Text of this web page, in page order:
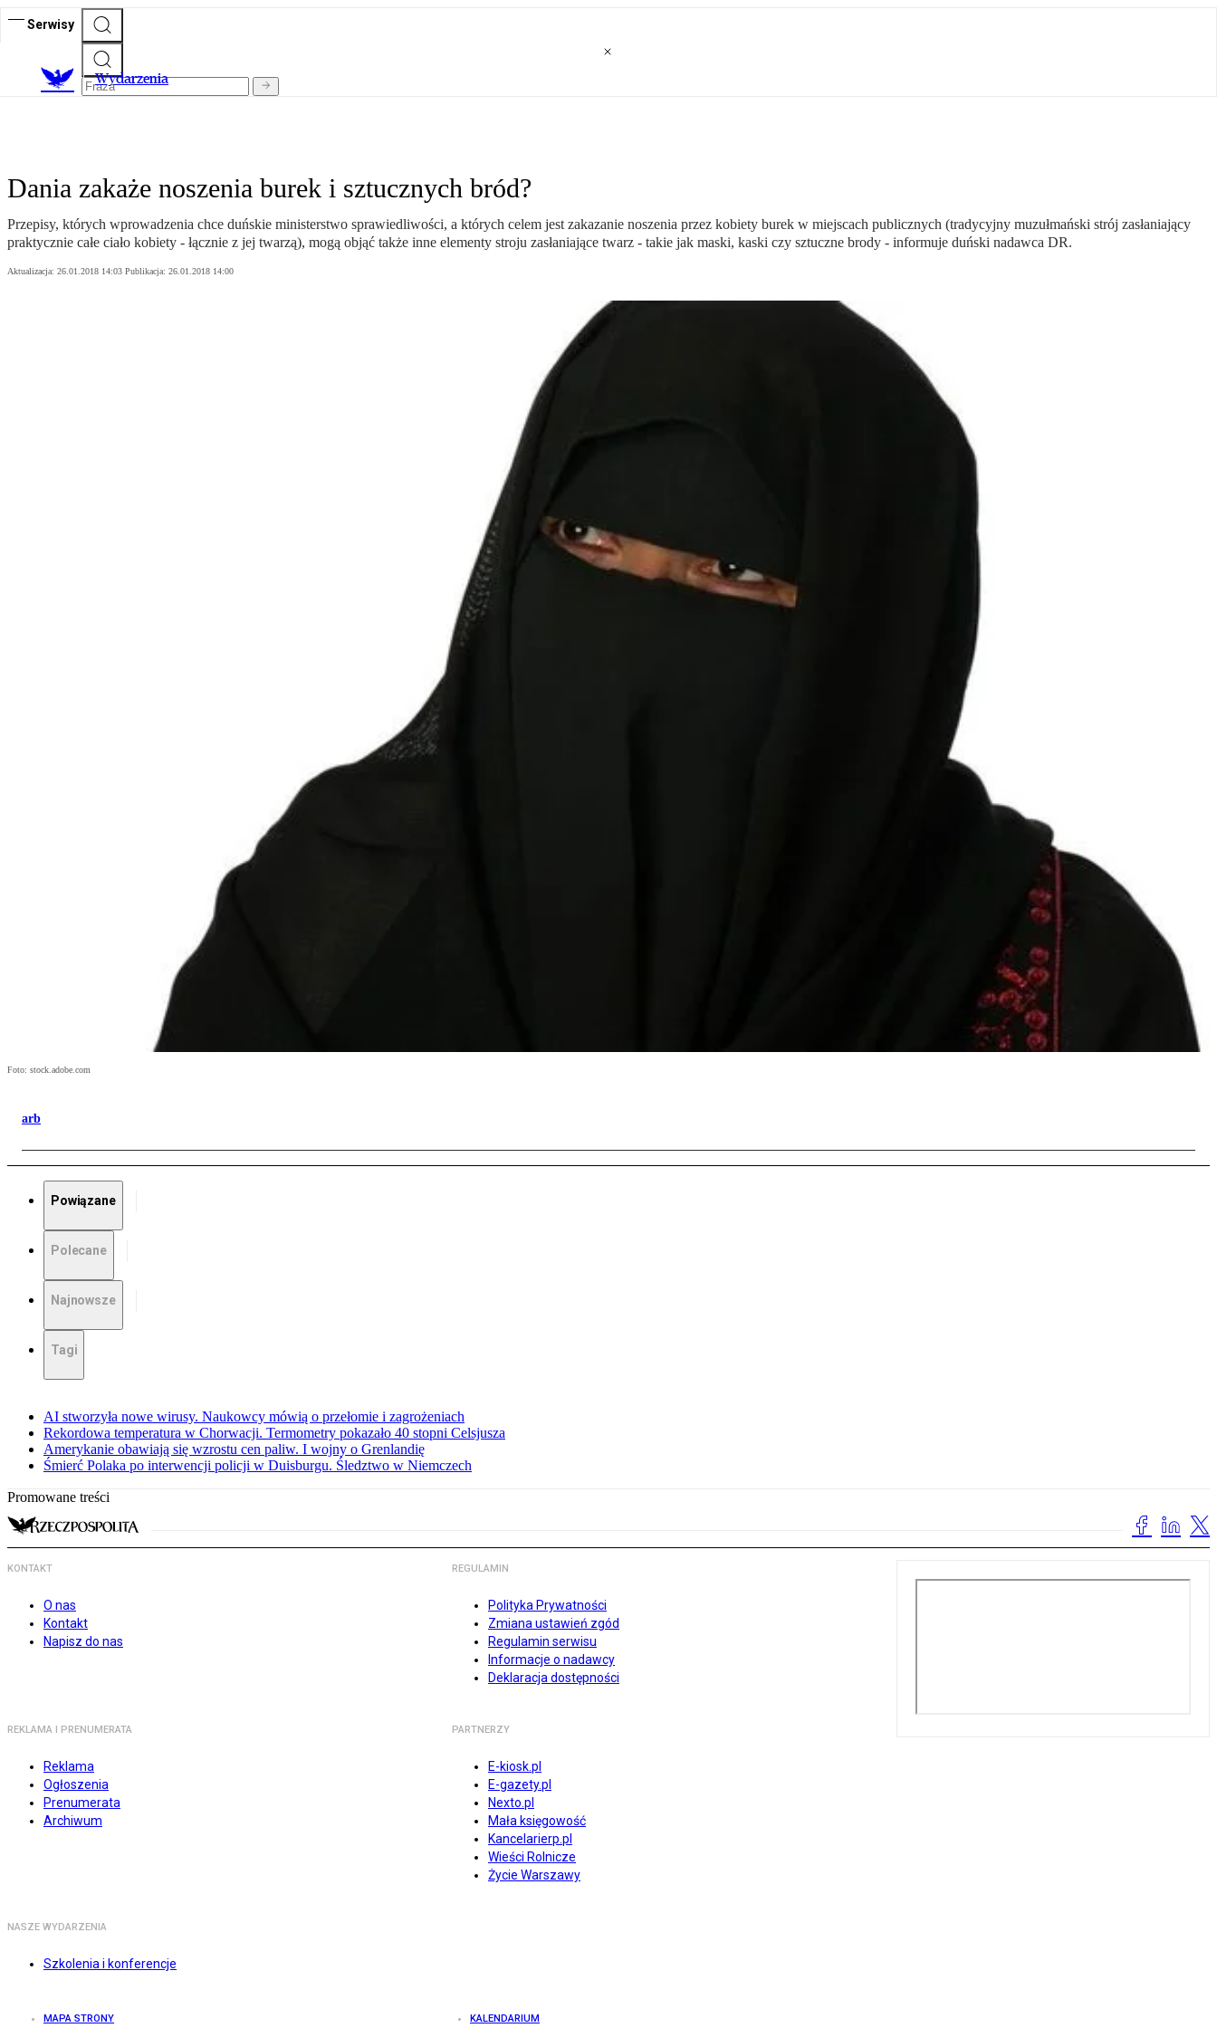
Serwisy
Wydarzenia
Dania zakaże noszenia burek i sztucznych bród?
Przepisy, których wprowadzenia chce duńskie ministerstwo sprawiedliwości, a których celem jest zakazanie noszenia przez kobiety burek w miejscach publicznych (tradycyjny muzułmański strój zasłaniający
praktycznie całe ciało kobiety - łącznie z jej twarzą), mogą objąć także inne elementy stroju zasłaniające twarz - takie jak maski, kaski czy sztuczne brody - informuje duński nadawca DR.
Aktualizacja: 26.01.2018 14:03 Publikacja: 26.01.2018 14:00
Foto: stock.adobe.com
arb
Powiązane
Polecane
Najnowsze
Tagi
AI stworzyła nowe wirusy. Naukowcy mówią o przełomie i zagrożeniach
Rekordowa temperatura w Chorwacji. Termometry pokazało 40 stopni Celsjusza
Amerykanie obawiają się wzrostu cen paliw. I wojny o Grenlandię
Śmierć Polaka po interwencji policji w Duisburgu. Śledztwo w Niemczech
Promowane treści
KONTAKT
O nas
Kontakt
Napisz do nas
REGULAMIN
Polityka Prywatności
Zmiana ustawień zgód
Regulamin serwisu
Informacje o nadawcy
Deklaracja dostępności
REKLAMA I PRENUMERATA
Reklama
Ogłoszenia
Prenumerata
Archiwum
PARTNERZY
E-kiosk.pl
E-gazety.pl
Nexto.pl
Mała księgowość
Kancelarierp.pl
Wieści Rolnicze
Życie Warszawy
NASZE WYDARZENIA
Szkolenia i konferencje
MAPA STRONY KALENDARIUM